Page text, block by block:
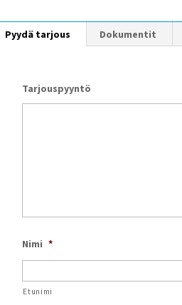
Pyydä tarjous Dokumentit
Tarjouspyyntö
Nimi *
Etunimi